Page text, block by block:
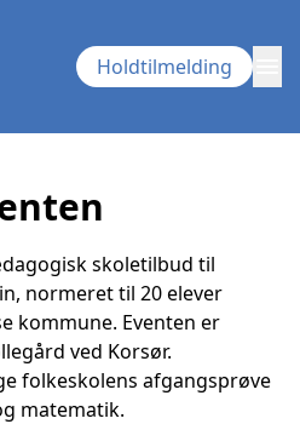
Holdtilmelding
skoletilbud til
normeret til 20 elever
kommune. Eventen er
ved Korsør.
folkeskolens afgangsprøve
matematik.